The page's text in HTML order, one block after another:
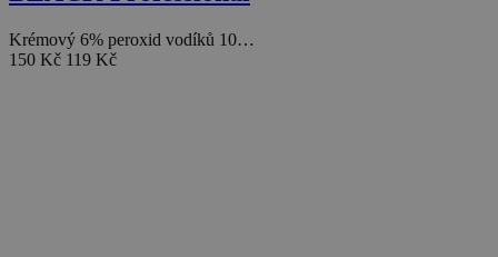
Krémový 6% peroxid vodíků 10…
150 Kč 119 Kč